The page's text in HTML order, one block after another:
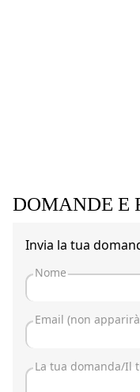
DOMANDE E
Invia la tua